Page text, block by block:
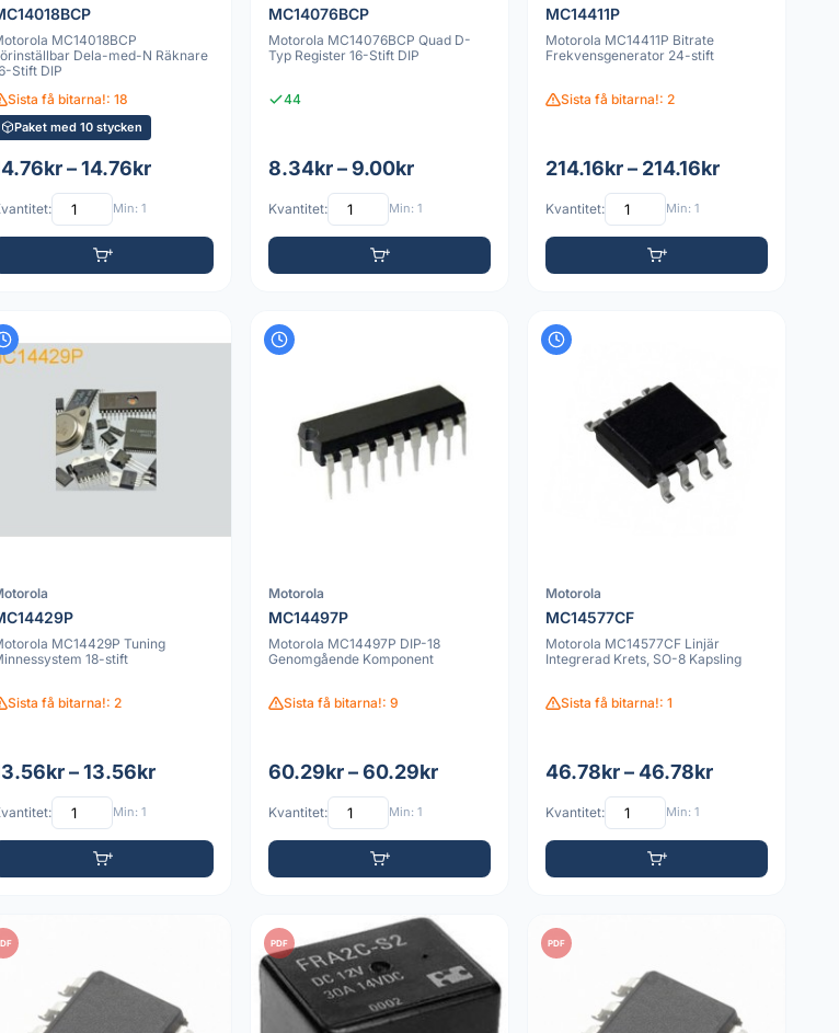
MC14018BCP
Dela-med-N Räknare
Stift DIP
Sista få bitarna!: 18
Paket med 10 stycken
– 14.76kr
Min: 1
MC14076BCP
Motorola MC14076BCP Quad D-
Typ Register 16-Stift DIP
44
8.34kr – 9.00kr
Kvantitet: Min: 1
MC14411P
Motorola MC14411P Bitrate
Frekvensgenerator 24-stift
Sista få bitarna!: 2
214.16kr – 214.16kr
Kvantitet: Min: 1
MC14429P Tuning
18-stift
Sista få bitarna!: 2
– 13.56kr
Min: 1
Motorola
MC14497P
Motorola MC14497P DIP-18
Genomgående Komponent
Sista få bitarna!: 9
60.29kr – 60.29kr
Kvantitet: Min: 1
Motorola
MC14577CF
Motorola MC14577CF Linjär
Integrerad Krets, SO-8 Kapsling
Sista få bitarna!: 1
46.78kr – 46.78kr
Kvantitet: Min: 1
PDF PDF